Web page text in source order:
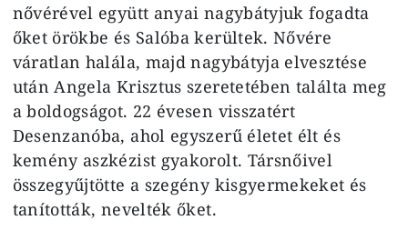
nővérével együtt anyai nagybátyjuk fogadta
őket örökbe és Salóba kerültek. Nővére
váratlan halála, majd nagybátyja elvesztése
után Angela Krisztus szeretetében találta meg
a boldogságot. 22 évesen visszatért
Desenzanóba, ahol egyszerű életet élt és
kemény aszkézist gyakorolt. Társnőivel
összegyűjtötte a szegény kisgyermekeket és
tanították, nevelték őket.